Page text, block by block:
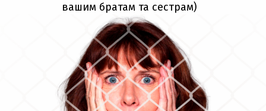
вашим братам та сестрам)